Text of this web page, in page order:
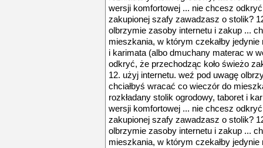
wersji komfortowej ... nie chcesz
zakupionej szafy zawadzasz o stolik?
olbrzymie zasoby internetu i zakup ...
mieszkania, w którym czekałby jedynie
i karimata (albo dmuchany materac w
odkryć, że przechodząc koło świeżo
12. użyj internetu. weź pod uwagę
chciałbyś wracać co wieczór do
rozkładany stolik ogrodowy, taboret i
wersji komfortowej ... nie chcesz
zakupionej szafy zawadzasz o stolik?
olbrzymie zasoby internetu i zakup ...
mieszkania, w którym czekałby jedynie